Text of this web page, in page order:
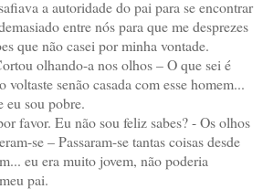
a autoridade do pai para se encontrar
entre nós para que me desprezes
que não casei por minha vontade.
olhando-a nos olhos – O que sei é
voltaste senão casada com esse homem...
eu sou pobre.
favor. Eu não sou feliz sabes? - Os olhos
se – Passaram-se tantas coisas desde
eu era muito jovem, não poderia
pai.